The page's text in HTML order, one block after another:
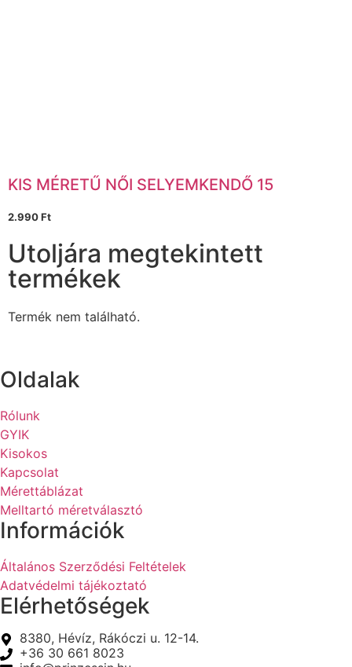
KIS MÉRETŰ NŐI SELYEMKENDŐ 15
2.990Ft
Utoljára megtekintett
termékek
Termék nem található.
Oldalak
Rólunk
GYIK
Kisokos
Kapcsolat
Mérettáblázat
Melltartó méretválasztó
Információk
Általános Szerződési Feltételek
Adatvédelmi tájékoztató
Elérhetőségek
8380, Hévíz, Rákóczi u. 12-14.
+36 30 661 8023